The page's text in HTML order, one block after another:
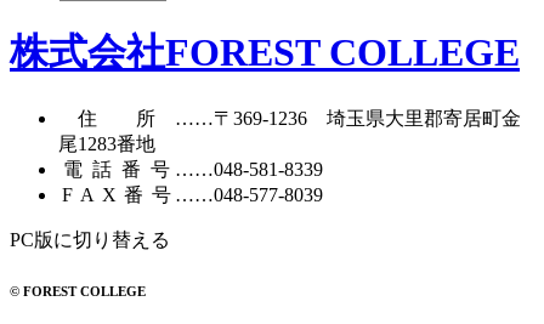
カ
イ
株式会社FOREST COLLEGE
住所……〒369-1236 埼玉県大里郡寄居町金
尾1283番地
電話番号……048-581-8339
FAX番号……048-577-8039
PC版に切り替える
© FOREST COLLEGE